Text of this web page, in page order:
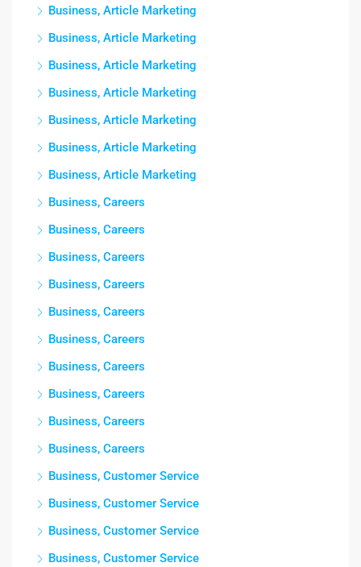
Business, Article Marketing
Business, Article Marketing
Business, Article Marketing
Business, Article Marketing
Business, Article Marketing
Business, Article Marketing
Business, Article Marketing
Business, Careers
Business, Careers
Business, Careers
Business, Careers
Business, Careers
Business, Careers
Business, Careers
Business, Careers
Business, Careers
Business, Careers
Business, Customer Service
Business, Customer Service
Business, Customer Service
Business, Customer Service